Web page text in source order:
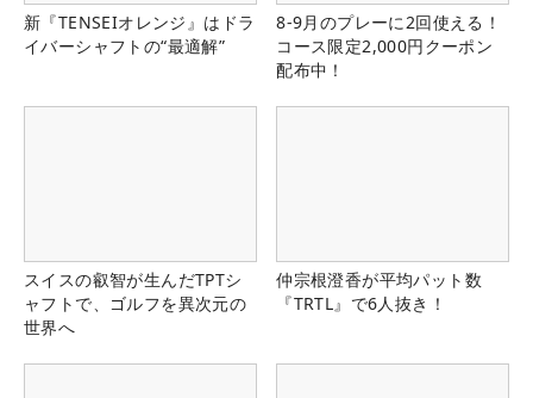
新『TENSEIオレンジ』はドラ
イバーシャフトの“最適解”
8-9月のプレーに2回使える！
コース限定2,000円クーポン
配布中！
スイスの叡智が生んだTPTシ
ャフトで、ゴルフを異次元の
世界へ
仲宗根澄香が平均パット数
『TRTL』で6人抜き！